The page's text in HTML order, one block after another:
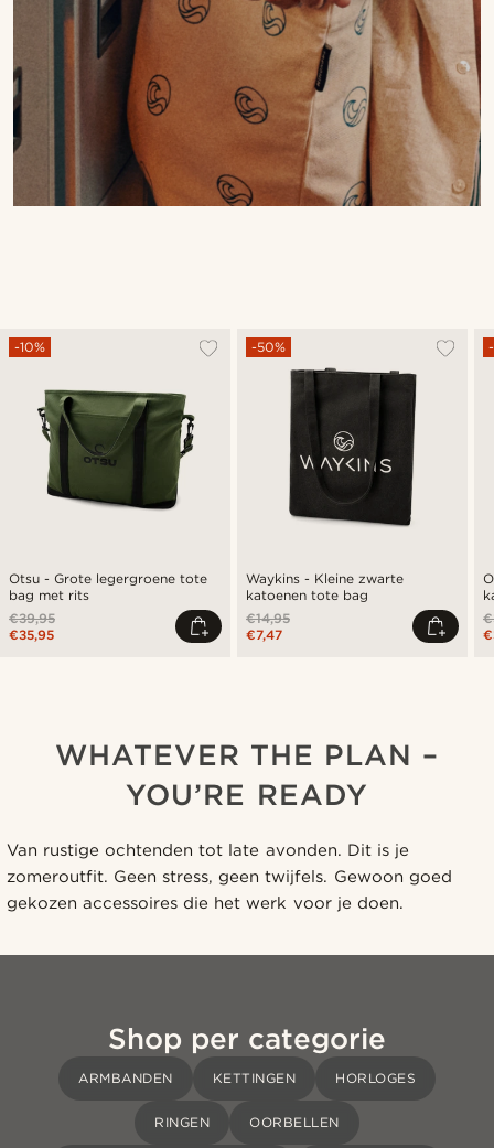
Otsu - Grote legergroene tote
bag met rits
-10%
€39,95
€35,95
Waykins - Kleine zwarte
katoenen tote bag
-50%
€14,95
€7,47
WHATEVER THE PLAN –
YOU’RE READY
Van rustige ochtenden tot late avonden. Dit is je
zomeroutfit. Geen stress, geen twijfels. Gewoon goed
gekozen accessoires die het werk voor je doen.
Shop per categorie
ARMBANDEN KETTINGEN HORLOGES
RINGEN OORBELLEN